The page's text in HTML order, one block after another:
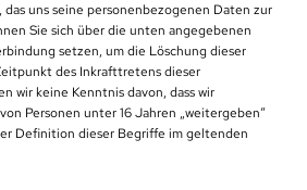
das uns seine personenbezogenen Daten zur
Sie sich über die unten angegebenen
setzen, um die Löschung dieser
des Inkrafttretens dieser
wir keine Kenntnis davon, dass wir
Personen unter 16 Jahren „weitergeben“
Definition dieser Begriffe im geltenden